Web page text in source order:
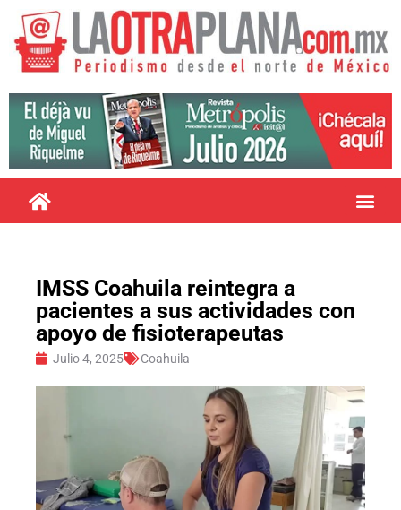
IMSS Coahuila reintegra a
pacientes a sus actividades con
apoyo de fisioterapeutas
Julio 4, 2025 Coahuila